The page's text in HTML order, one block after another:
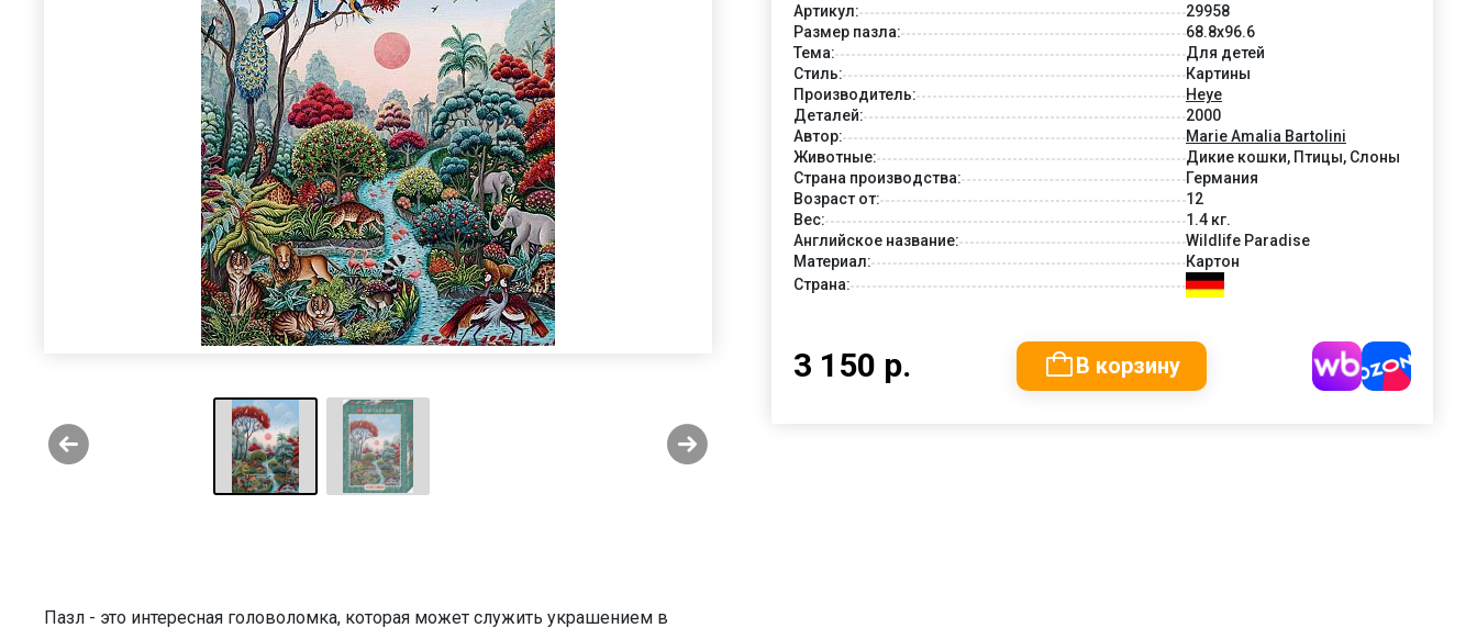
Пазл - это интересная головоломка, которая может служить украшением в
Артикул:
29958
Размер пазла:
68.8x96.6
Тема:
Для детей
Стиль:
Картины
Производитель:
Heye
Деталей:
2000
Автор:
Marie Amalia Bartolini
Животные:
Дикие кошки, Птицы, Слоны
Страна производства:
Германия
Возраст от:
12
Вес:
1.4 кг.
Английское название:
Wildlife Paradise
Материал:
Картон
Страна:
3 150 р. В корзину